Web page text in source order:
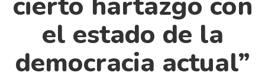
Literatura
Medioambiente
el estado de la
democracia actual”